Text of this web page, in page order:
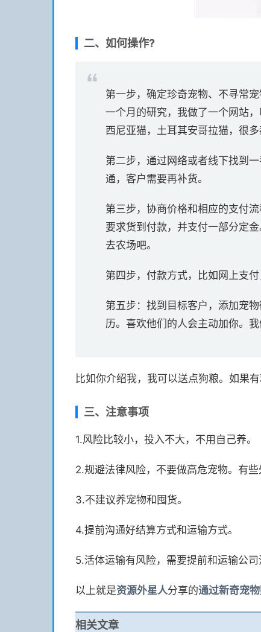
二、如何操作?
第一步，确定珍奇宠物、不寻常
一个月的研究，我做了一个网站
西尼亚猫，土耳其安哥拉猫，很
第二步，通过网络或者线下找到
通，客户需要再补货。
第三步，协商价格和相应的支付
要求货到付款，并支付一部分定
去农场吧。
第四步，付款方式，比如网上支
第五步：找到目标客户，添加宠
历。喜欢他们的人会主动加你。
比如你介绍我，我可以送点狗粮。如果
三、注意事项
1.风险比较小，投入不大，不用自己养。
2.规避法律风险，不要做高危宠物。有
3.不建议养宠物和囤货。
4.提前沟通好结算方式和运输方式。
5.活体运输有风险，需要提前和运输公司
以上就是资源外星人分享的通过新奇宠
相关文章